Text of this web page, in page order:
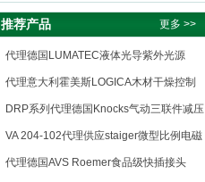
推荐产品 更多 >>
代理德国LUMATEC液体光导紫外光源
代理意大利霍美斯LOGICA木材干燥控制
仪
DRP系列代理德国Knocks气动三联件减压
阀
VA 204-102代理供应staiger微型比例电磁
阀
代理德国AVS Roemer食品级快插接头